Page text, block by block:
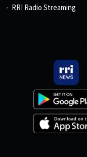
RRI Radio Streaming